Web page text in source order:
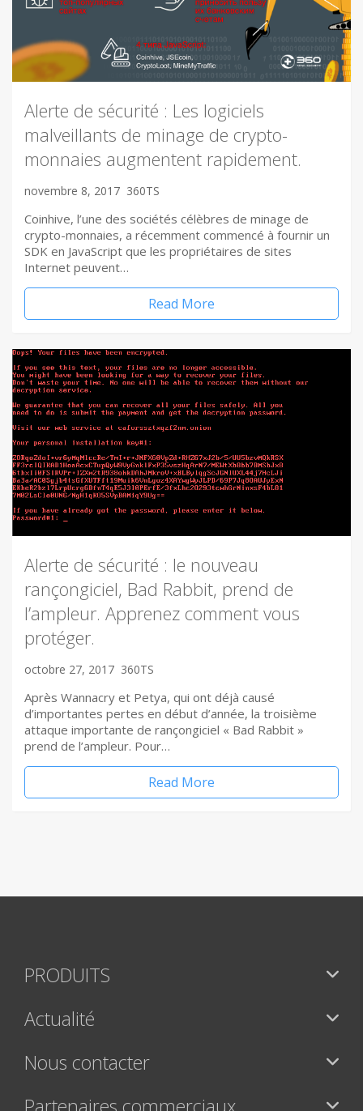
Alerte de sécurité : Les logiciels
malveillants de minage de crypto-
monnaies augmentent rapidement.
novembre 8, 2017 360TS
Coinhive, l’une des sociétés célèbres de minage de
crypto-monnaies, a récemment commencé à fournir un
SDK en JavaScript que les propriétaires de sites
Internet peuvent…
Read More
Alerte de sécurité : le nouveau
rançongiciel, Bad Rabbit, prend de
l’ampleur. Apprenez comment vous
protéger.
octobre 27, 2017 360TS
Après Wannacry et Petya, qui ont déjà causé
d’importantes pertes en début d’année, la troisième
attaque importante de rançongiciel « Bad Rabbit »
prend de l’ampleur. Pour…
Read More
PRODUITS
Actualité
Nous contacter